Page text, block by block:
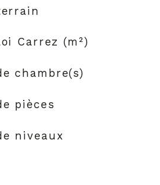
Carrez (m²)
chambre(s)
pièces
niveaux